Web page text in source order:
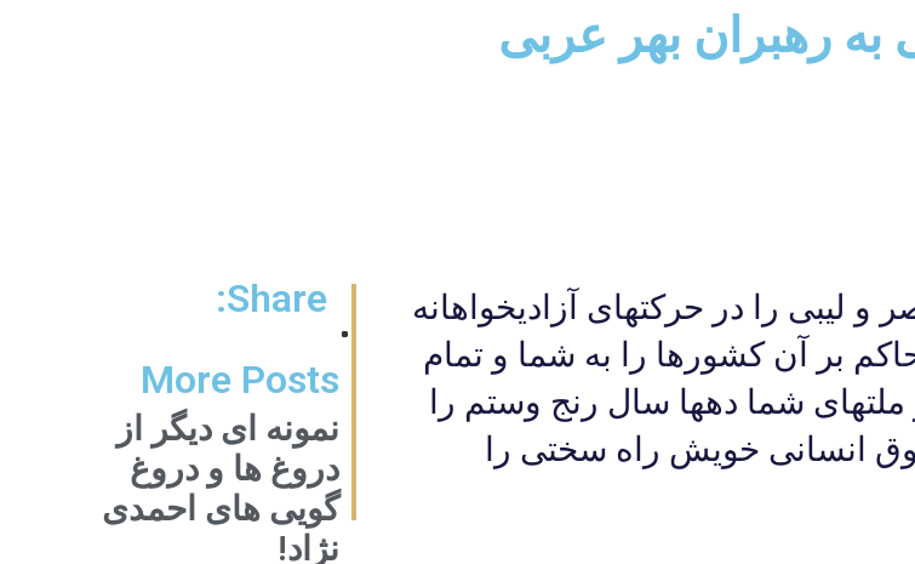
رهبران بهر عربی
لیبی را در حرکتهای آزادیخواهانه
بر آن کشورها را به شما و تمام
شما دهها سال رنج وستم را
انسانی خویش راه سختی را
Share:
More Posts
نمونه ای دیگر از
دروغ ها و دروغ
گویی های احمدی
نژاد!